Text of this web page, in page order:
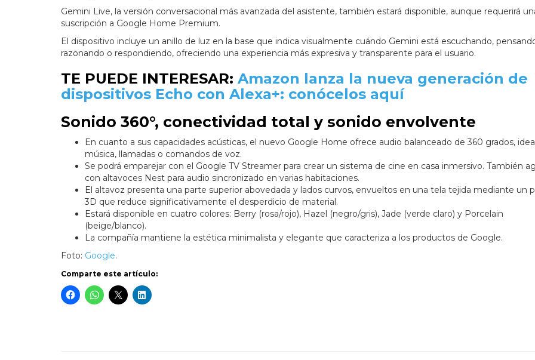
Gemini Live, la versión conversacional más avanzada del asistente, también estará disponible, aunque requerirá
suscripción a Google Home Premium.
El dispositivo incluye un anillo de luz en la base que indica visualmente cuándo Gemini está escuchando,
razonando o respondiendo, ofreciendo una experiencia más expresiva y transparente para el usuario.
TE PUEDE INTERESAR: Amazon lanza la nueva generación de
dispositivos Echo con Alexa+: conócelos aquí
Sonido 360°, conectividad total y sonido envolvente
En cuanto a sus capacidades acústicas, el nuevo Google Home ofrece audio balanceado de 360 grados,
música, llamadas o comandos de voz.
Se podrá emparejar con el Google TV Streamer para crear un sistema de cine en casa inmersivo. También
con altavoces Nest para audio sincronizado en varias habitaciones.
El altavoz presenta una parte superior abovedada y lados curvos, envueltos en una tela tejida mediante un
3D que reduce significativamente el desperdicio de material.
Estará disponible en cuatro colores: Berry (rosa/rojo), Hazel (negro/gris), Jade (verde claro) y Porcelain
(beige/blanco).
La compañía mantiene la estética minimalista y elegante que caracteriza a los productos de Google.
Foto: Google.
Comparte este artículo: